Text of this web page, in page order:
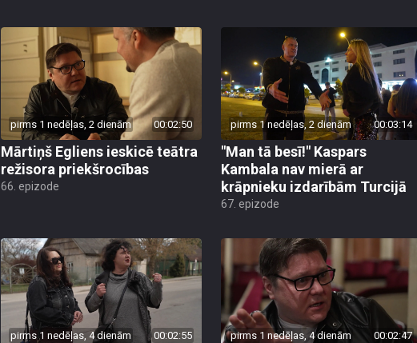
pirms 1 nedēļas, 2 dienām 00:02:50
Mārtiņš Egliens ieskicē teātra
režisora priekšrocības
66. epizode
pirms 1 nedēļas, 2 dienām 00:03:14
"Man tā besī!" Kaspars
Kambala nav mierā ar
krāpnieku izdarībām Turcijā
67. epizode
pirms 1 nedēļas, 4 dienām 00:02:55 pirms 1 nedēļas, 4 dienām 00:02:47